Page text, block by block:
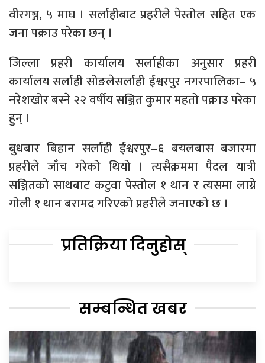
वीरगञ्ज, ५ माघ । सर्लाहीबाट प्रहरीले पेस्तोल सहित एक
जना पक्राउ परेका छन् ।
जिल्ला प्रहरी कार्यालय सर्लाहीका अनुसार प्रहरी
कार्यालय सर्लाही सोङलेसर्लाही ईश्वरपुर नगरपालिका– ५
नरेशखोर बस्ने २२ वर्षीय सञ्जित कुमार महतो पक्राउ परेका
हुन् ।
बुधबार बिहान सर्लाही ईश्वरपुर–६ बयलबास बजारमा
प्रहरीले जाँच गरेको थियो । त्यसैक्रममा पैदल यात्री
सञ्जितको साथबाट कटुवा पेस्तोल १ थान र त्यसमा लाग्ने
गोली १ थान बरामद गरिएको प्रहरीले जनाएको छ ।
प्रतिक्रिया दिनुहोस्
सम्बन्धित खबर